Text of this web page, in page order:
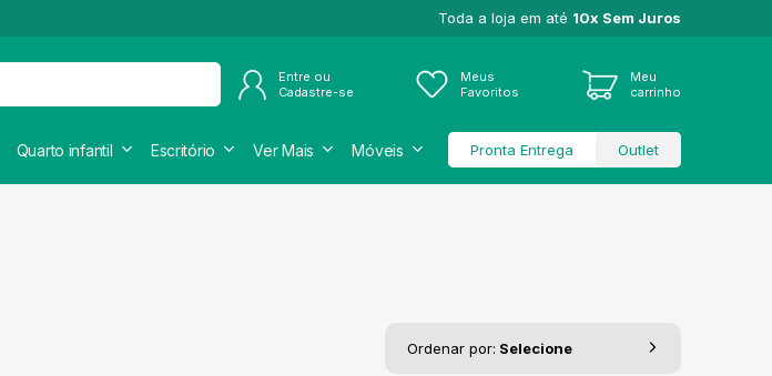
Toda a loja em até 10x Sem Juros
Entre ou
Cadastre-se
Meus
Favoritos
Meu
carrinho
Quarto infantil Escritório Ver Mais Móveis Pronta Entrega Outlet
Ordenar por: Selecione